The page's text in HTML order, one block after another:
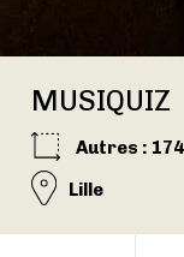
MUSIQUIZ
Autres :
Lille